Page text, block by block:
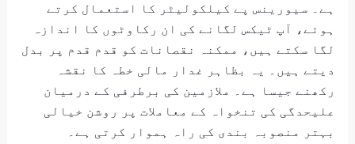
ہے۔ سیورینس پے کیلکولیٹر کا استعمال کرتے
ہوئے، آپ ٹیکس لگانے کی ان رکاوٹوں کا اندازہ
لگا سکتے ہیں، ممکنہ نقصانات کو قدم قدم پر بدل
دیتے ہیں۔ یہ بظاہر غدار مالی خطہ کا نقشہ
رکھنے جیسا ہے۔ ملازمین کی برطرفی کے درمیان
علیحدگی کی تنخواہ کے معاملات پر روشن خیالی
بہتر منصوبہ بندی کی راہ ہموار کرتی ہے۔